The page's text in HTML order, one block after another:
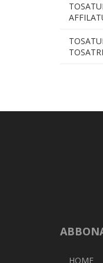
HOME